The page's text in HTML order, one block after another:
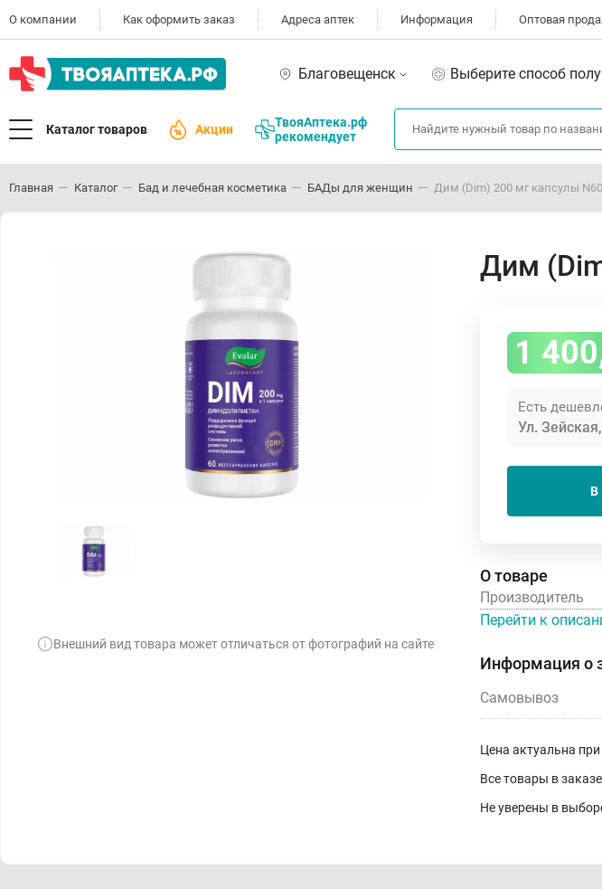
О компании Как оформить заказ Адреса аптек Информация Оптовая
Благовещенск Выберите способ
Каталог товаров Акции
ТвояАптека.рф
рекомендует
Главная Каталог Бад и лечебная косметика БАДы для женщин Дим (Dim) 200 мг капсулы
Внешний вид товара может отличаться от фотографий на сайте
Дим
1
Есть
Ул.
В
О товаре
Производитель
Перейти к
Информация о
Самовывоз
Цена актуальна при
Все товары в
Не уверены в